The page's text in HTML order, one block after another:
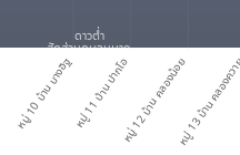
หมู่ 10 บ้าน บางอิฐหมู่ 11 บ้าน ปากโอหมู่ 12 บ้าน คลองน้อยหมู่ 13 บ้าน คลองควาย
ดาวต่ำ
สัดส่วนคนจนมาก